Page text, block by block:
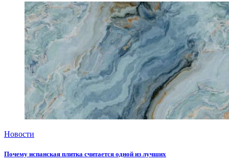
Новости
Почему испанская плитка считается одной из лучших